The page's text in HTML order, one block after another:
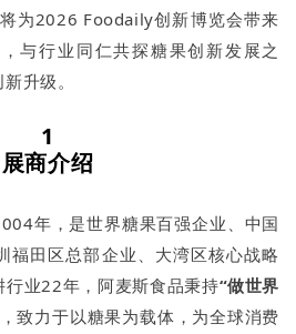
为2026 Foodaily创新博览会带来
与行业同仁共探糖果创新发展之
升级。
1
展商介绍
年，是世界糖果百强企业、中国
福田区总部企业、大湾区核心战略
业22年，阿麦斯食品秉持“做世界
致力于以糖果为载体，为全球消费